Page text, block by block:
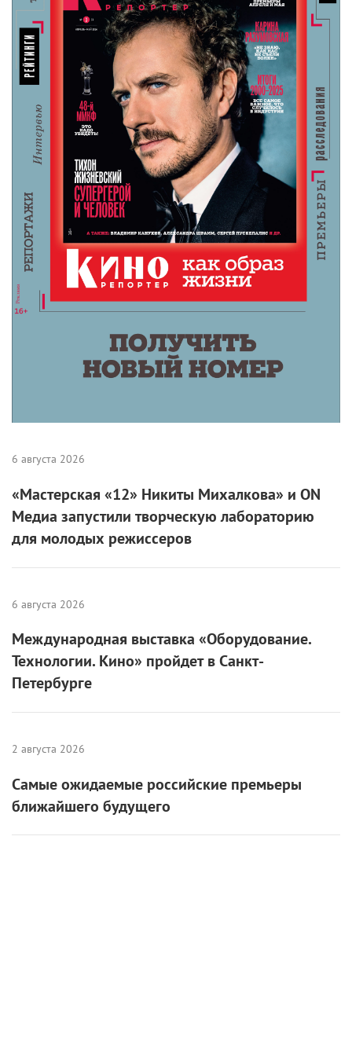
6 августа 2026
«Мастерская «12» Никиты Михалкова» и ON
Медиа запустили творческую лабораторию
для молодых режиссеров
6 августа 2026
Международная выставка «Оборудование.
Технологии. Кино» пройдет в Санкт-
Петербурге
2 августа 2026
Самые ожидаемые российские премьеры
ближайшего будущего